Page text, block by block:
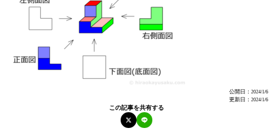
公開日： 2024/1/6
更新日： 2024/1/6
この記事を共有する